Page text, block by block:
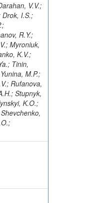
V.V.;
Drok, I.S.;
R.Y.;
Myroniuk,
K.V.;
Tinin,
M.P.;
Rufanova,
Stupnyk,
K.O.;